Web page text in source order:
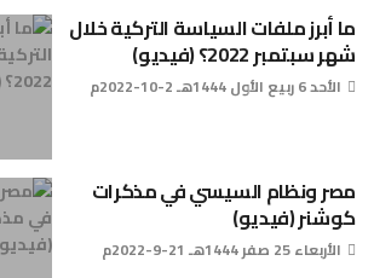
ما أبرز ملفات السياسة التركية خلال
شهر سبتمبر 2022؟ (فيديو)
الأحد 6 ربيع الأول 1444هـ 2-10-2022م
مصر ونظام السيسي في مذكرات
كوشنر (فيديو)
الأربعاء 25 صفر 1444هـ 21-9-2022م